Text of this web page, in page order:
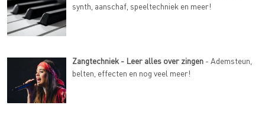
synth, aanschaf, speeltechniek en meer!
Zangtechniek - Leer alles over zingen - Ademsteun,
belten, effecten en nog veel meer!